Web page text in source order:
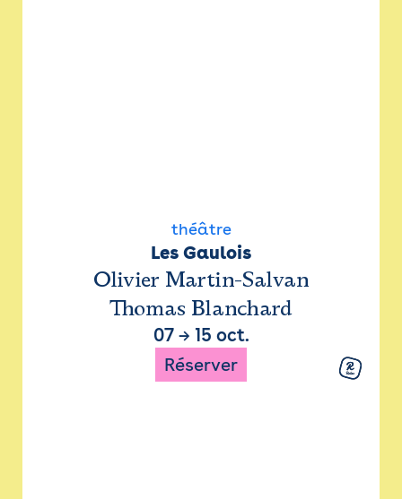
théâtre
Les Gaulois
Olivier Martin-Salvan
Thomas Blanchard
07→ 15 oct.
Réserver